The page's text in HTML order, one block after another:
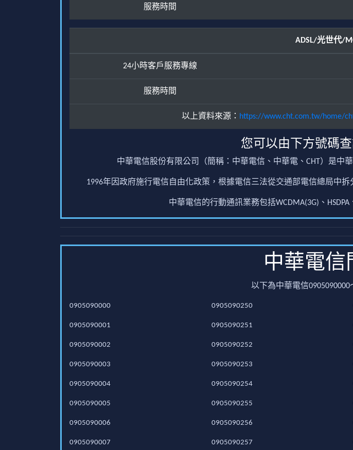
服務時間
ADSL/光世代/
24小時客戶服務專線
服務時間
以上資料來源： https://www.cht.com.tw/home/
您可以由下方號碼
中華電信股份有限公司（簡稱：中華電信、中華電、CHT）是中
1996年因政府施行電信自由化政策，根據電信三法從交通部電信總局中
中華電信的行動通訊業務包括WCDMA(3G)、HSDPA
中華電信
以下為中華電信0905090000
0905090000
0905090001
0905090002
0905090003
0905090004
0905090005
0905090006
0905090007
0905090250
0905090251
0905090252
0905090253
0905090254
0905090255
0905090256
0905090257